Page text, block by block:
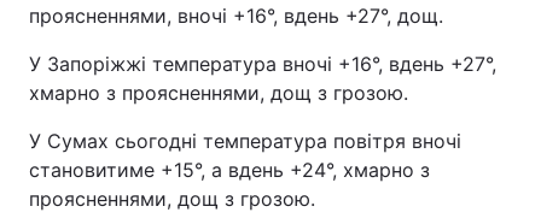
проясненнями, вночі +16°, вдень +27°, дощ.
У Запоріжжі температура вночі +16°, вдень +27°,
хмарно з проясненнями, дощ з грозою.
У Сумах сьогодні температура повітря вночі
становитиме +15°, а вдень +24°, хмарно з
проясненнями, дощ з грозою.